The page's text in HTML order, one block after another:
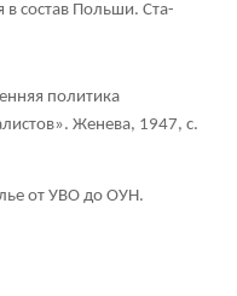
состав Польши. Ста-
политика
Женева, 1947, с.
от УВО до ОУН.